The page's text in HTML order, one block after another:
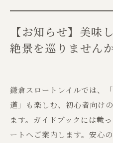
【お知らせ】美味
絶景を巡りません
鎌倉スロートレイルでは、
道」も楽しむ、初心者向け
ます。ガイドブックには載
ートへご案内します。安心